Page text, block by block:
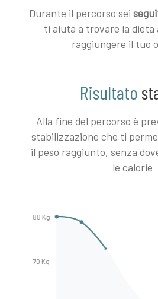
Durante il percorso sei
ti aiuta a trovare la dieta
raggiungere il tuo
Risultato
Alla fine del percorso è
stabilizzazione che ti
il peso raggiunto, senza
le calorie
80 Kg
70 Kg